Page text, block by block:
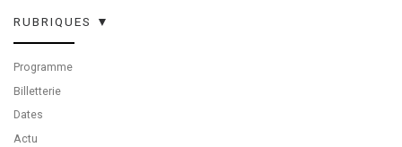
RUBRIQUES ▼
Programme
Billetterie
Dates
Actu